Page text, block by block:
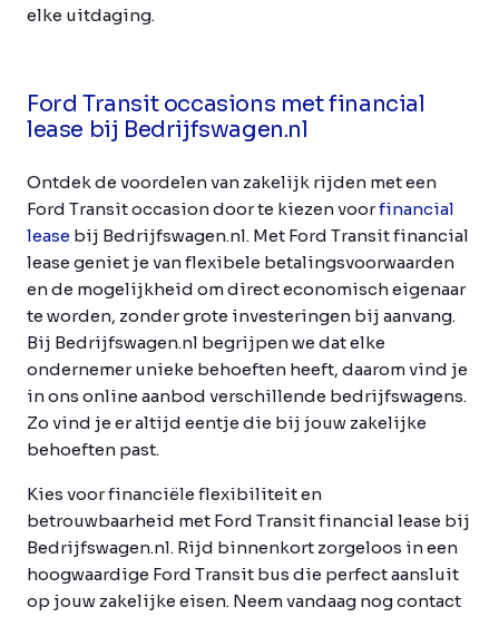
elke uitdaging.
Ford Transit occasions met financial
lease bij Bedrijfswagen.nl
Ontdek de voordelen van zakelijk rijden met een
Ford Transit occasion door te kiezen voorfinancial
lease bij Bedrijfswagen.nl. Met Ford Transit financial
lease geniet je van flexibele betalingsvoorwaarden
en de mogelijkheid om direct economisch eigenaar
te worden, zonder grote investeringen bij aanvang.
Bij Bedrijfswagen.nl begrijpen we dat elke
ondernemer unieke behoeften heeft, daarom vind je
in ons online aanbod verschillende bedrijfswagens.
Zo vind je er altijd eentje die bij jouw zakelijke
behoeften past.
Kies voor financiële flexibiliteit en
betrouwbaarheid met Ford Transit financial lease bij
Bedrijfswagen.nl. Rijd binnenkort zorgeloos in een
hoogwaardige Ford Transit bus die perfect aansluit
op jouw zakelijke eisen. Neem vandaag nog contact